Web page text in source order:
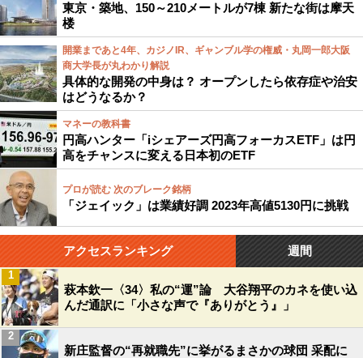
東京・築地、150～210メートルが7棟 新たな街は摩天
楼
開業まであと4年、カジノIR、ギャンブル学の権威・丸岡一郎大阪
商大学長が丸わかり解説
具体的な開発の中身は？ オープンしたら依存症や治安
はどうなるか？
マネーの教科書
円高ハンター「iシェアーズ円高フォーカスETF」は円
高をチャンスに変える日本初のETF
プロが読む 次のブレーク銘柄
「ジェイック」は業績好調 2023年高値5130円に挑戦
アクセスランキング 週間
萩本欽一〈34〉私の“運”論 大谷翔平のカネを使い込
んだ通訳に「小さな声で『ありがとう』」
1
新庄監督の“再就職先”に挙がるまさかの球団 采配に
2